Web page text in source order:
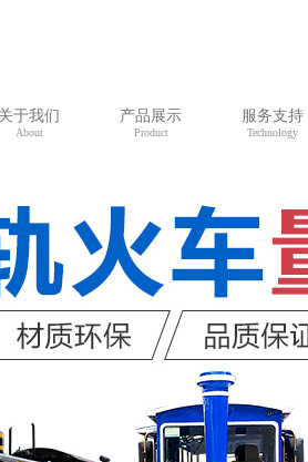
欢迎光临
关于我们
About
产品展示
Product
服务支持
Technology